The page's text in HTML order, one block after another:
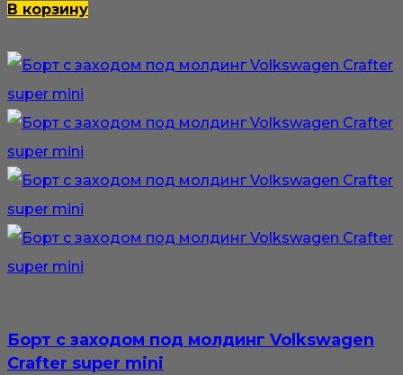
В корзину
Борт с заходом под молдинг Volkswagen
Crafter super mini